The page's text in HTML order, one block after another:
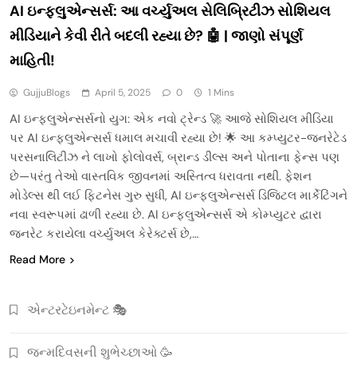
AI ઇન્ફ્લુએન્સર્સ: આ વર્ચ્યુઅલ સેલિબ્રિટીઝ સોશિયલ
મીડિયાને કેવી રીતે બદલી રહ્યા છે? 🤖 | જાણો સંપૂર્ણ
માહિતી!
GujjuBlogs April 5, 2025 0 1 Mins
AI ઇન્ફ્લુએન્સર્સનો યુગ: એક નવો ટ્રેન્ડ 🚀 આજે સોશિયલ મીડિયા
પર AI ઇન્ફ્લુએન્સર્સ ધમાલ મચાવી રહ્યા છે! 🌟 આ કમ્પ્યુટર-જનરેટેડ
પરસનાલિટીઝ ને લાખો ફોલોવર્સ, બ્રાન્ડ ડીલ્સ અને પોતાના ફેન્સ પણ
છે—પરંતુ તેઓ વાસ્તવિક જીવનમાં અસ્તિત્વ ધરાવતા નથી. ફેશન
મોડેલ્સ થી લઈ ફિટનેસ ગુરુ સુધી, AI ઇન્ફ્લુએન્સર્સ ડિજિટલ માર્કેટિંગને
નવા સ્વરૂપમાં ઢાળી રહ્યા છે. AI ઇન્ફ્લુએન્સર્સ એ કોમ્પ્યુટર દ્વારા
જનરેટ કરાયેલા વર્ચ્યુઅલ કેરેક્ટર્સ છે,…
Read More
એન્ટરટેઇનમેન્ટ 🎭
જન્મદિવસની શુભેચ્છાઓ 🥳